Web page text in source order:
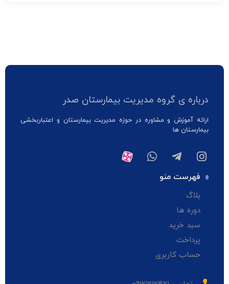
درباره ی گروه مدیریت بیمارستان صدر
ارائه آموزش و مشاوره در حوزه مدیریت بیمارستان و اعتباربخشی
بیمارستان ها
فهرست منو
بلاگ
دوره ها
سبد خرید
پرداخت
حساب کاربری